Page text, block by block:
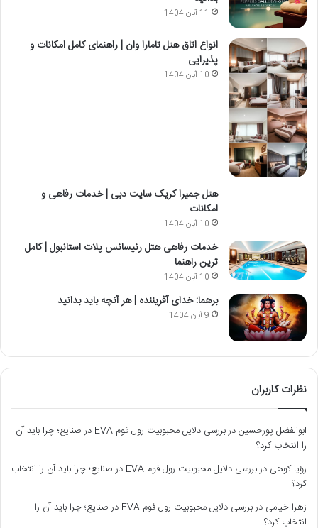
11 آبان 1404
انواع اتاق هتل تامارا وان | راهنمای کامل امکانات و
پذیرایی
10 آبان 1404
هتل جمیرا کریک سایت دبی | خدمات رفاهی و
امکانات
10 آبان 1404
خدمات رفاهی هتل رنیسانس پلات استانبول | کامل
ترین راهنما
10 آبان 1404
برهما: خدای آفریننده | هر آنچه باید بدانید
9 آبان 1404
نظرات کاربران
ابوالفضل پورحسیندر
بررسی دلایل محبوبیت رول فوم EVA در صنایع؛ چرا باید آن
را انتخاب کرد؟
رؤیا کوهی در
بررسی دلایل محبوبیت رول فوم EVA در صنایع؛ چرا باید آن را انتخاب
کرد؟
زهرا خیامی در
بررسی دلایل محبوبیت رول فوم EVA در صنایع؛ چرا باید آن را
انتخاب کرد؟